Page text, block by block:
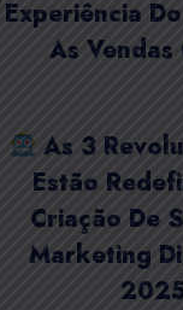
Experiência
As Vendas
As 3
Estão
Criação De
Marketing